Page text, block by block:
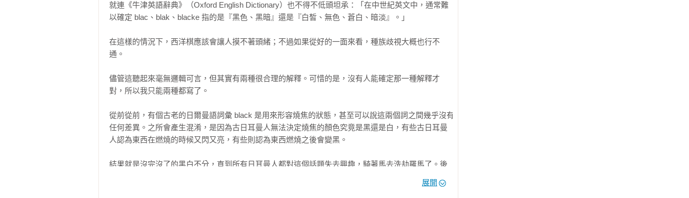
■ 本書讓人覺得愉快。風趣、博學，又富含深奧的知識。雖說沒有誰非得瞭解這類知識不可，但學起來
卻又萬分有趣。
■ 本書詼諧又研究詳實。任誰都想讀來了解gormless（愚笨）的來龍去脈，還有水牛與迷弟迷妹的關
——衛報
——好書指南
本書特色
大，並提及許多在地用法與觀點。
兩個劊子手和一位醫生（Two Executioners and a Doctor）
湯馬斯．克拉普（Thomas Crapper）
施洗約翰與真善美（John the Baptist and The Sound of Music）
有機、組織、風琴／器官（Organic, Organised, Organs）
水牛（Buffalo）
同形異義雙關修辭（Antanaclasis）
巧合與模式（Coincidences and Patterns）
說實話，親愛的法蘭克福香腸（Frankly, My Dear Frankfurter）
禽獸般的外國人（Beastly Foreigners）
掰囉，慣老闆（Ciao Slave-driver）
就連《牛津英語辭典》（Oxford English Dictionary）也不得不低頭坦承：「在中世紀英文中，通常難
以確定 blac、blak、blacke 指的是『黑色、黑暗』還是『白皙、無色、蒼白、暗淡』。」
在這樣的情況下，西洋棋應該會讓人摸不著頭緒；不過如果從好的一面來看，種族歧視大概也行不
通。
儘管這聽起來毫無邏輯可言，但其實有兩種很合理的解釋。可惜的是，沒有人能確定那一種解釋才
對，所以我只能兩種都寫了。
從前從前，有個古老的日爾曼語詞彙 black 是用來形容燒焦的狀態，甚至可以說這兩個詞之間幾乎沒有
任何差異。之所會產生混淆，是因為古日耳曼人無法決定燒焦的顏色究竟是黑還是白，有些古日耳曼
人認為東西在燃燒的時候又閃又亮，有些則認為東西燃燒之後會變黑。
結果就是沒完沒了的黑白不分，直到所有日耳曼人都對這個話題失去興趣，騎著馬去洗劫羅馬了。後
了 black 這個不怎麼實用的詞，他們在其中加上一個 N 之後，又把 blank 這個詞傳給英格蘭人，於是
展開